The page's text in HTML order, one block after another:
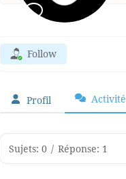
Follow
Profil Activité
Sujets: 0 / Réponse: 1